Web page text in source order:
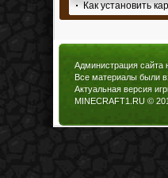
Как установить
Администрация сайта
Все материалы были
Актуальная версия
MINECRAFT1.RU ©